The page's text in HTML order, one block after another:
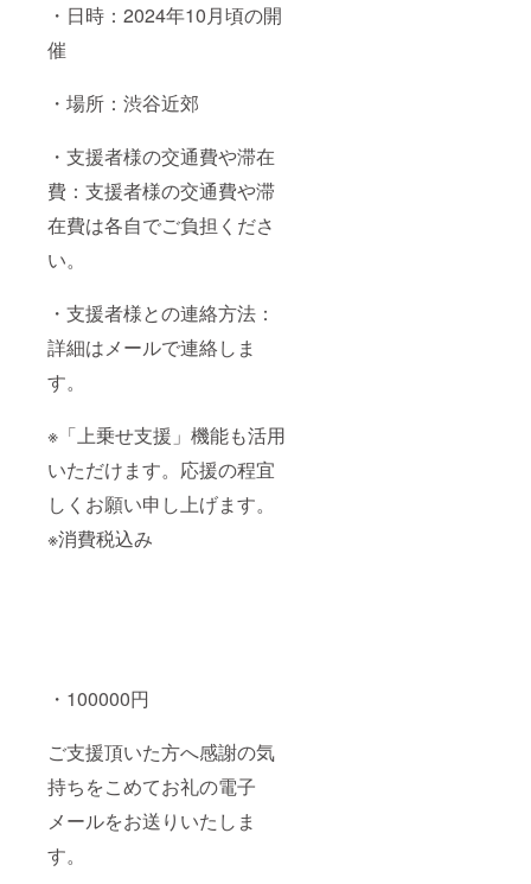
・日時：2024年10月頃の開
催
・場所：渋谷近郊
・支援者様の交通費や滞在
費：支援者様の交通費や滞
在費は各自でご負担くださ
い。
・支援者様との連絡方法：
詳細はメールで連絡しま
す。
※「上乗せ支援」機能も活用
いただけます。応援の程宜
しくお願い申し上げます。
※消費税込み
・100000円
ご支援頂いた方へ感謝の気
持ちをこめてお礼の電子
メールをお送りいたしま
す。